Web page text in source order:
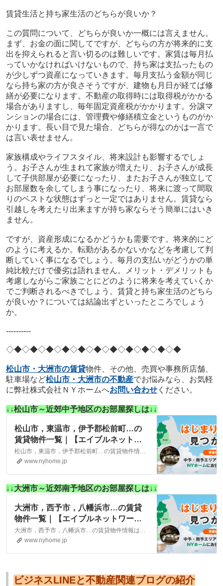
賃貸生活と持ち家生活のどちらが良いか？
この質問について、どちらが良いか一概には言えません。
まず、お金の面に関してですが、どちらの方が将来的に支
出を抑えられると言い切るのは難しいです。家賃は毎月払
っていかなければいけないもので、持ち家は支払ったもの
が少しずつ資産になっていきます。毎月支払う金額が同じ
なら持ち家の方が良さそうですが、建物も月日が経てば修
繕が必要になります。不動産の取得時には取得税がかかる
場合がありますし、毎年固定資産税がかかります。分譲マ
ンションの場合には、管理費や修繕積立金というものがか
かります。長い目で見た場合、どちらが得なのかは一言で
は言い表せません。
家族構成やライフスタイル、将来設計も影響するでしょ
う。お子さんが生まれて家族が増えたり、お子さんが成長
して子供部屋が必要になったり、またお子さんが独立して
お部屋数を余してしまう事になったり、将来に渡って間取
りのベストな状態はずっと一定ではありません。賃貸なら
引越しを考えたり出来ますが持ち家ならそう簡単にはいき
ません。
ですが、資産形成になるかどうかも需要です。将来的にど
のように考えるか。転勤があるかないかなどを考慮して判
断していく事になるでしょう。毎月の支払いがどうかの単
純比較だけで優劣は語れません。メリット・デメリットも
考慮しながらご家族ごとにどのように将来を考えていくか
でご判断されるべきでしょう。賃貸と持ち家生活のどちら
が良いか？については結論出ずといったところでしょう
か。
----------
◇◆◇◆◇◆◇◆◇◆◇◆◇◆◇◆◇◆◇◆◇◆
松山市・大洲市の賃貸物件、その他、売買や事務所店舗、
駐車場など松山市・大洲市の不動産でお悩みなら、お気軽
に弊社株式会社ＮＹホームへお問い合わせください。
↓↓松山市～近郊中予地区のお部屋探しは↓↓
松山市，東温市，伊予郡松前町…の
賃貸物件一覧｜【エイブルネットワ
ーク】(株)NYホーム 松山市・大洲
市の賃貸・不動産
松山市，東温市，伊予郡松前町…の賃貸物件情報は、こちらに掲載しております。株式会社NYホームが自信を持ってご紹介する物件ばかりとなっております。お客様のニーズにそった物件が見つかりましたら、弊社までお気軽にお問い合わせください。
www.nyhome.jp
↓↓大洲市～近郊南予地区のお部屋探しは↓↓
大洲市，西予市，八幡浜市…の賃貸
物件一覧｜【エイブルネットワー
ク】(株)NYホーム 松山市・大洲市
の賃貸・不動産
大洲市，西予市，八幡浜市…の賃貸物件情報は、こちらに掲載しております。株式会社NYホームが自信を持ってご紹介する物件ばかりとなっております。お客様のニーズにそった物件が見つかりましたら、弊社までお気軽にお問い合わせください。
www.nyhome.jp
ビジネスLINEと不動産関連ブログの紹介